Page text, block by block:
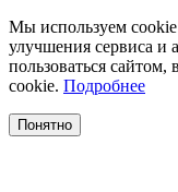
Мы используем cookie
улучшения сервиса и
пользоваться сайтом,
cookie. Подробнее
Понятно